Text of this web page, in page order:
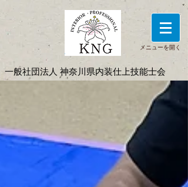
メニューを開く
一般社団法人 神奈川県内装仕上技能士会